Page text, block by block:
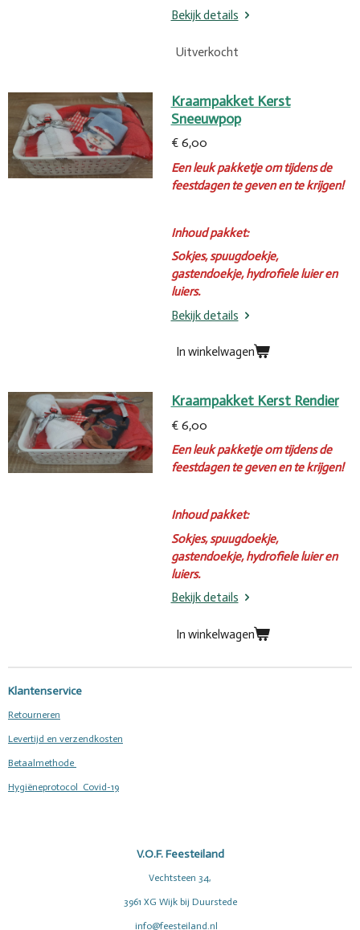
Bekijk details
Uitverkocht
Kraampakket Kerst
Sneeuwpop
€ 6,00
Een leuk pakketje om tijdens de
feestdagen te geven en te krijgen!
Inhoud pakket:
Sokjes, spuugdoekje,
gastendoekje, hydrofiele luier en
luiers.
Bekijk details
In winkelwagen
Kraampakket Kerst Rendier
€ 6,00
Een leuk pakketje om tijdens de
feestdagen te geven en te krijgen!
Inhoud pakket:
Sokjes, spuugdoekje,
gastendoekje, hydrofiele luier en
luiers.
Bekijk details
In winkelwagen
Klantenservice
Retourneren
Levertijd en verzendkosten
Betaalmethode
Hygiëneprotocol Covid-19
V.O.F. Feesteiland
Vechtsteen 34,
3961 XG Wijk bij Duurstede
info@feesteiland.nl